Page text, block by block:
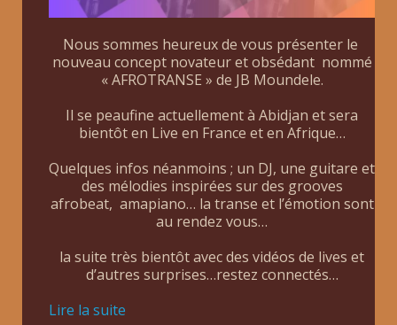
Nous sommes heureux de vous présenter le
nouveau concept novateur et obsédant nommé
« AFROTRANSE » de JB Moundele.
Il se peaufine actuellement à Abidjan et sera
bientôt en Live en France et en Afrique…
Quelques infos néanmoins ; un DJ, une guitare et
des mélodies inspirées sur des grooves
afrobeat, amapiano… la transe et l’émotion sont
au rendez vous…
la suite très bientôt avec des vidéos de lives et
d’autres surprises…restez connectés…
Lire la suite